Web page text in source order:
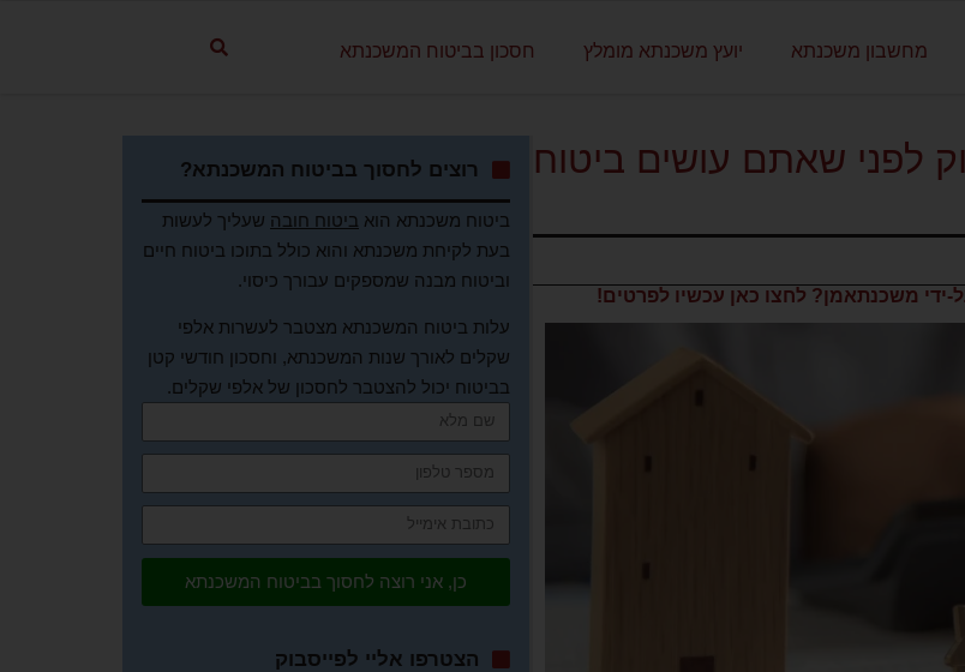
מחשבון משכנתא יועץ משכנתא מומלץ חסכון בביטוח המשכנתא
לפני שאתם עושים ביטוח
ידי משכנתאמן? לחצו כאן עכשיו לפרטים!
רוצים לחסוך בביטוח המשכנתא?
ביטוח משכנתא הוא ביטוח חובה שעליך לעשות
בעת לקיחת משכנתא והוא כולל בתוכו ביטוח חיים
וביטוח מבנה שמספקים עבורך כיסוי.
עלות ביטוח המשכנתא מצטבר לעשרות אלפי
שקלים לאורך שנות המשכנתא, וחסכון חודשי קטן
בביטוח יכול להצטבר לחסכון של אלפי שקלים.
כן, אני רוצה לחסוך בביטוח המשכנתא
הצטרפו אליי לפייסבוק